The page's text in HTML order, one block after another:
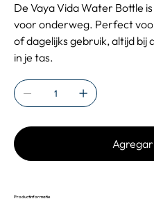
De Vaya Vida Water Bottle
voor onderweg. Perfect
of dagelijks gebruik, altijd
in je tas.
Productinformatie